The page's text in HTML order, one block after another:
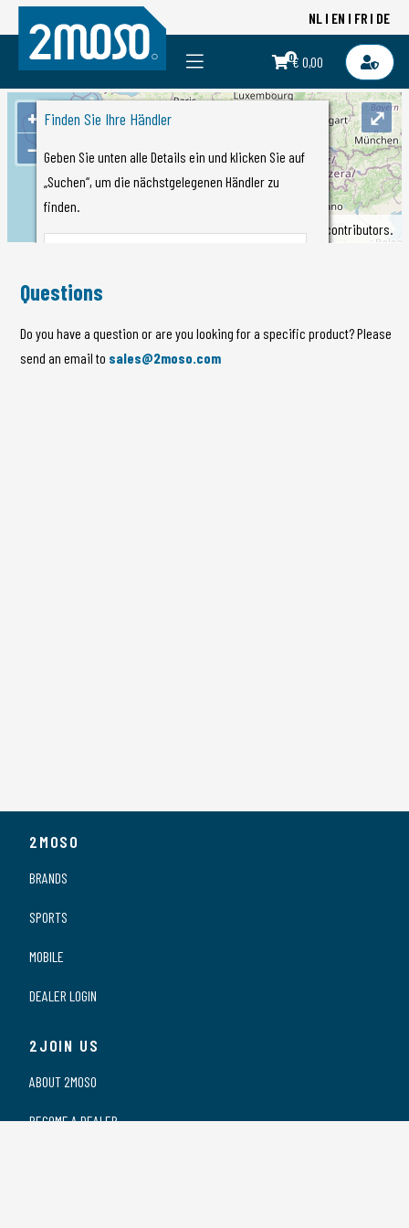
NL EN FR DE
0€ 0,00
+
−
contributors.
⤢
Finden Sie Ihre Händler
Geben Sie unten alle Details ein und klicken Sie auf
„Suchen“, um die nächstgelegenen Händler zu
finden.
Questions
Do you have a question or are you looking for a specific product? Please
send an email to sales@2moso.com
2MOSO
BRANDS
SPORTS
MOBILE
DEALER LOGIN
2JOIN US
ABOUT 2MOSO
BECOME A DEALER